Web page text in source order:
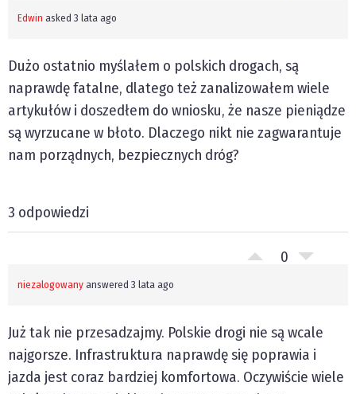
Edwin asked 3 lata ago
Dużo ostatnio myślałem o polskich drogach, są
naprawdę fatalne, dlatego też zanalizowałem wiele
artykułów i doszedłem do wniosku, że nasze pieniądze
są wyrzucane w błoto. Dlaczego nikt nie zagwarantuje
nam porządnych, bezpiecznych dróg?
3 odpowiedzi
0
niezalogowany answered 3 lata ago
Już tak nie przesadzajmy. Polskie drogi nie są wcale
najgorsze. Infrastruktura naprawdę się poprawia i
jazda jest coraz bardziej komfortowa. Oczywiście wiele